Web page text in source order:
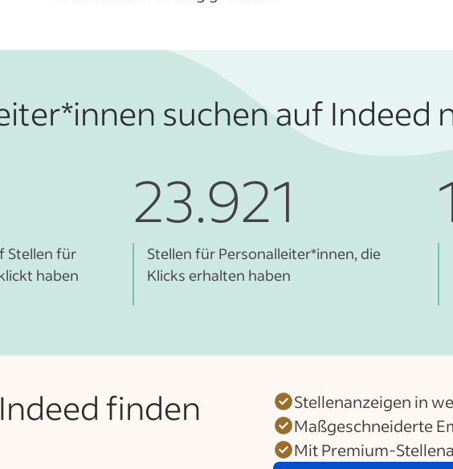
suchen auf Indeed
Stellen für
haben
23.921
Stellen für Personalleiter*innen, die
Klicks erhalten haben
finden
Stellenanzeigen in
Maßgeschneiderte
Mit Premium-